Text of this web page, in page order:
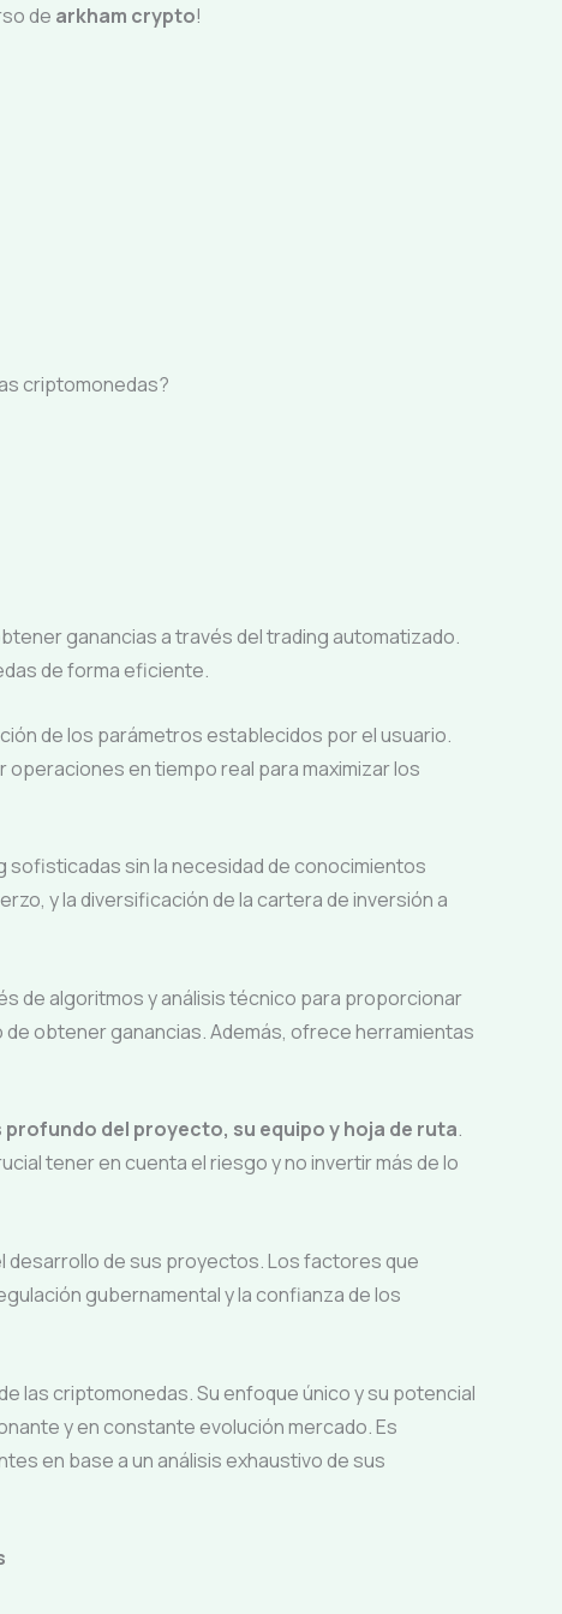
de arkham crypto!
criptomonedas?
ganancias a través del trading automatizado.
de forma eficiente.
de los parámetros establecidos por el usuario.
en tiempo real para maximizar los
sofisticadas sin la necesidad de conocimientos
y la diversificación de la cartera de inversión a
de algoritmos y análisis técnico para proporcionar
obtener ganancias. Además, ofrece herramientas
del proyecto, su equipo y hoja de ruta.
tener en cuenta el riesgo y no invertir más de lo
desarrollo de sus proyectos. Los factores que
gubernamental y la confianza de los
las criptomonedas. Su enfoque único y su potencial
y en constante evolución mercado. Es
en base a un análisis exhaustivo de sus